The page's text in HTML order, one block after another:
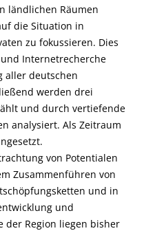
ländlichen Räumen
die Situation in
zu fokussieren. Dies
Internetrecherche
aller deutschen
werden drei
und durch vertiefende
analysiert. Als Zeitraum
von Potentialen
Zusammenführen von
und in
und
der Region liegen bisher